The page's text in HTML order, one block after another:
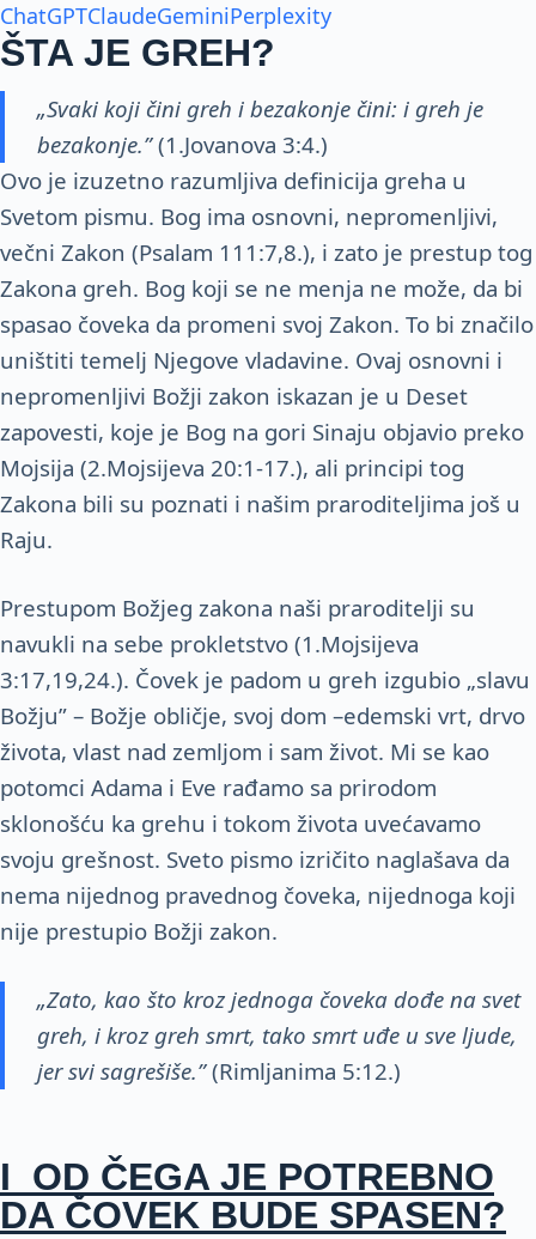
ChatGPTClaudeGeminiPerplexity
ŠTA JE GREH?
„Svaki koji čini greh i bezakonje čini: i greh je
bezakonje.”(1.Jovanova 3:4.)
Ovo je izuzetno razumljiva definicija greha u
Svetom pismu. Bog ima osnovni, nepromenljivi,
večni Zakon (Psalam 111:7,8.), i zato je prestup tog
Zakona greh. Bog koji se ne menja ne može, da bi
spasao čoveka da promeni svoj Zakon. To bi značilo
uništiti temelj Njegove vladavine. Ovaj osnovni i
nepromenljivi Božji zakon iskazan je u Deset
zapovesti, koje je Bog na gori Sinaju objavio preko
Mojsija (2.Mojsijeva 20:1-17.), ali principi tog
Zakona bili su poznati i našim praroditeljima još u
Raju.
Prestupom Božjeg zakona naši praroditelji su
navukli na sebe prokletstvo (1.Mojsijeva
3:17,19,24.). Čovek je padom u greh izgubio „slavu
Božju” – Božje obličje, svoj dom –edemski vrt, drvo
života, vlast nad zemljom i sam život. Mi se kao
potomci Adama i Eve rađamo sa prirodom
sklonošću ka grehu i tokom života uvećavamo
svoju grešnost. Sveto pismo izričito naglašava da
nema nijednog pravednog čoveka, nijednoga koji
nije prestupio Božji zakon.
„Zato, kao što kroz jednoga čoveka dođe na svet
greh, i kroz greh smrt, tako smrt uđe u sve ljude,
jer svi sagrešiše.”(Rimljanima 5:12.)
I OD ČEGA JE POTREBNO
DA ČOVEK BUDE SPASEN?